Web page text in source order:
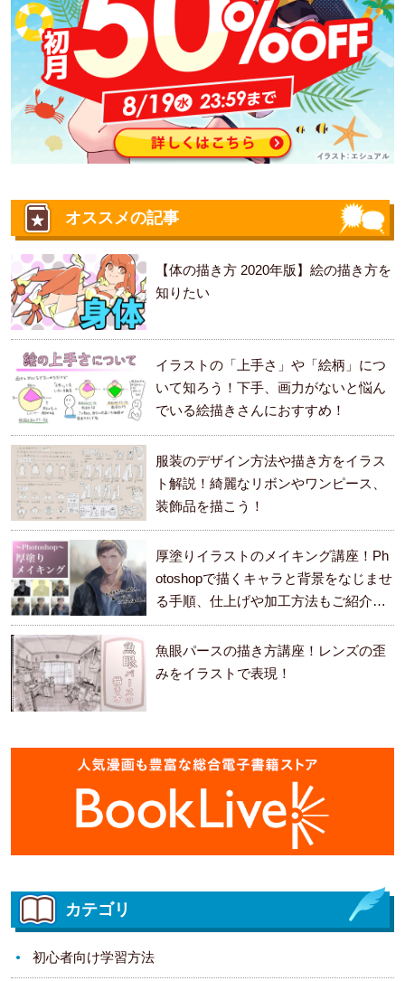
オススメの記事
【体の描き方 2020年版】絵の描き方を
知りたい
イラストの「上手さ」や「絵柄」につ
いて知ろう！下手、画力がないと悩ん
でいる絵描きさんにおすすめ！
服装のデザイン方法や描き方をイラス
ト解説！綺麗なリボンやワンピース、
装飾品を描こう！
厚塗りイラストのメイキング講座！Ph
otoshopで描くキャラと背景をなじませ
る手順、仕上げや加工方法もご紹介し
ます。
魚眼パースの描き方講座！レンズの歪
みをイラストで表現！
カテゴリ
初心者向け学習方法